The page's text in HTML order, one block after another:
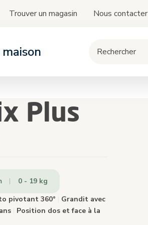
Trouver un magasin
Nous contacter
auto
de la compatibilité des sièges et bases
les poussettes
Plus
0 - 19 kg
pivotant 360°
Grandit avec
Position dos et face à la